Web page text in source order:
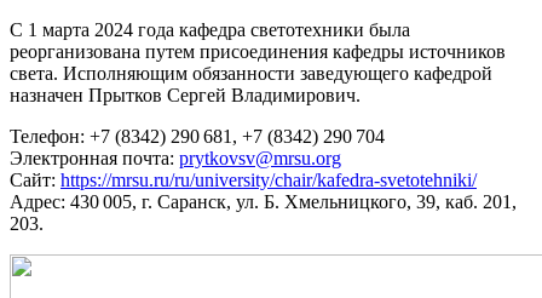
С 1 марта 2024 года кафедра светотехники была
реорганизована путем присоединения кафедры источников
света. Исполняющим обязанности заведующего кафедрой
назначен Прытков Сергей Владимирович.
Телeфон: +7 (8342) 290 681, +7 (8342) 290 704
Электронная почта: prytkovsv@mrsu.org
Сайт: https://mrsu.ru/ru/university/chair/kafedra-svetotehniki/
Адрес: 430 005, г. Саранск, ул. Б. Хмельницкого, 39, каб. 201,
203.